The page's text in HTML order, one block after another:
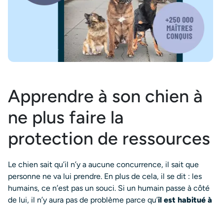
Apprendre à son chien à
ne plus faire la
protection de ressources
Le chien sait qu’il n’y a aucune concurrence, il sait que
personne ne va lui prendre. En plus de cela, il se dit : les
humains, ce n’est pas un souci. Si un humain passe à côté
de lui, il n’y aura pas de problème parce qu’il est habitué à